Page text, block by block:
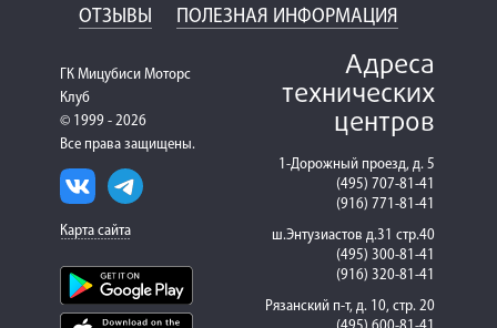
ОТЗЫВЫ
ПОЛЕЗНАЯ ИНФОРМАЦИЯ
ГК Мицубиси Моторс
Клуб
© 1999 - 2026
Все права защищены.
Карта сайта
Адреса
технических
центров
1-Дорожный проезд, д. 5
(495) 707-81-41
(916) 771-81-41
ш.Энтузиастов д.31 стр.40
(495) 300-81-41
(916) 320-81-41
Рязанский п-т, д. 10, стр. 20